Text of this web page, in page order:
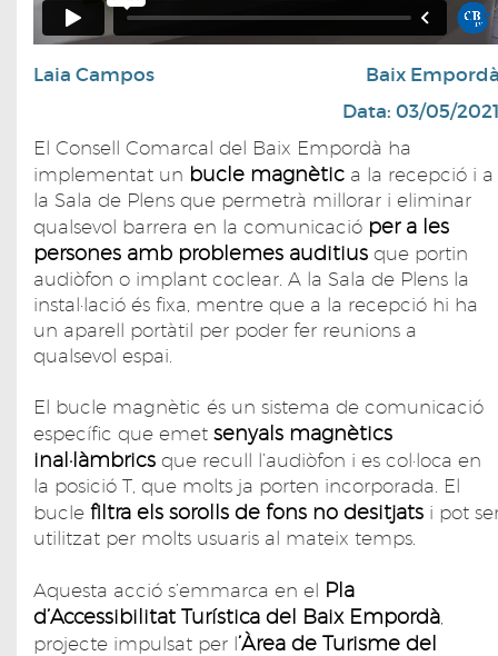
Laia Campos
Baix
Data: 03/05/
El Consell Comarcal del Baix Empordà ha
implementat un bucle magnètic a la recepció i a
la Sala de Plens que permetrà millorar i eliminar
qualsevol barrera en la comunicació per a les
persones amb problemes auditius que portin
audiòfon o implant coclear. A la Sala de Plens la
instal·lació és fixa, mentre que a la recepció hi ha
un aparell portàtil per poder fer reunions a
qualsevol espai.
El bucle magnètic és un sistema de comunicació
específic que emet senyals magnètics
inal·làmbrics que recull l’audiòfon i es col·loca en
la posició T, que molts ja porten incorporada. El
bucle filtra els sorolls de fons no desitjats i pot
utilitzat per molts usuaris al mateix temps.
Aquesta acció s’emmarca en el Pla
d’Accessibilitat Turística del Baix Empordà
projecte impulsat per l’Àrea de Turisme del